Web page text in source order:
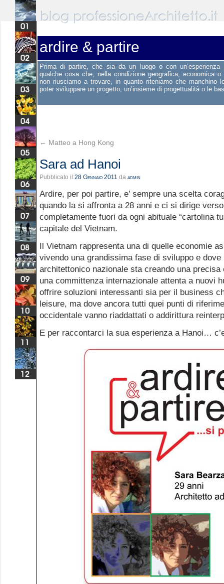
ardire & partire
← Matteo a Hong Kong
Sara ad Hanoi
Pubblicato il 28 Gennaio 2011 da admin
Ardire, per poi partire, e’ sempre una scelta
quando la si affronta a 28 anni e ci si dirige
completamente fuori da ogni abituale “cartolina
capitale del Vietnam.
Il Vietnam rappresenta una di quelle economie
vivendo una grandissima fase di sviluppo e dove
architettonico nazionale sta creando una
una committenza internazionale attenta a nuovi
offrire soluzioni interessanti sia per il business
leisure, ma dove ancora tutti quei punti di
occidentale vanno riaddattati o addirittura
E per raccontarci la sua esperienza a Hanoi…
Prima di partire, che sia da un luogo o con un’esperienza
qualche cosa che, nella condizione geografica, economica
non riusciamo a trovare, in quanto riteniamo che manchino
poter sviluppare un progetto, un’insieme di progettualità o le